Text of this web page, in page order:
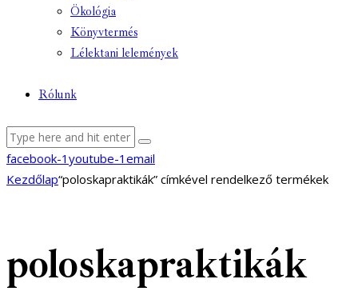
Ökológia
Könyvtermés
Lélektani lelemények
Rólunk
facebook-1 youtube-1 email
Kezdőlap“poloskapraktikák” címkével rendelkező termékek
poloskapraktikák